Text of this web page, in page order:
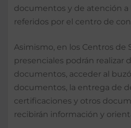
documentos y de atención a
referidos por el centro de
Asimismo, en los Centros de
presenciales podrán realizar
documentos, acceder al
documentos, la entrega de
certificaciones y otros
recibirán información y